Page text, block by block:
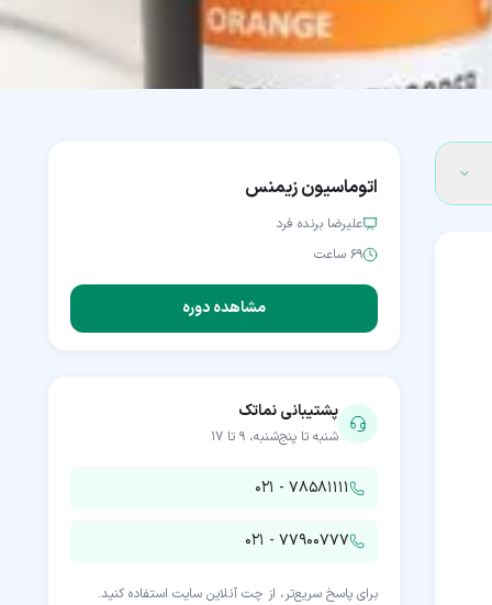
اتوماسیون زیمنس
علیرضا برنده فرد
۶۹ ساعت
مشاهده دوره
پشتیبانی نماتک
شنبه تا پنج‌شنبه، ۹ تا ۱۷
۰۲۱ - ۷۸۵۸۱۱۱۱
۰۲۱ - ۷۷۹۰۰۷۷۷
برای پاسخ سریع‌تر، از چت آنلاین سایت استفاده کنید.